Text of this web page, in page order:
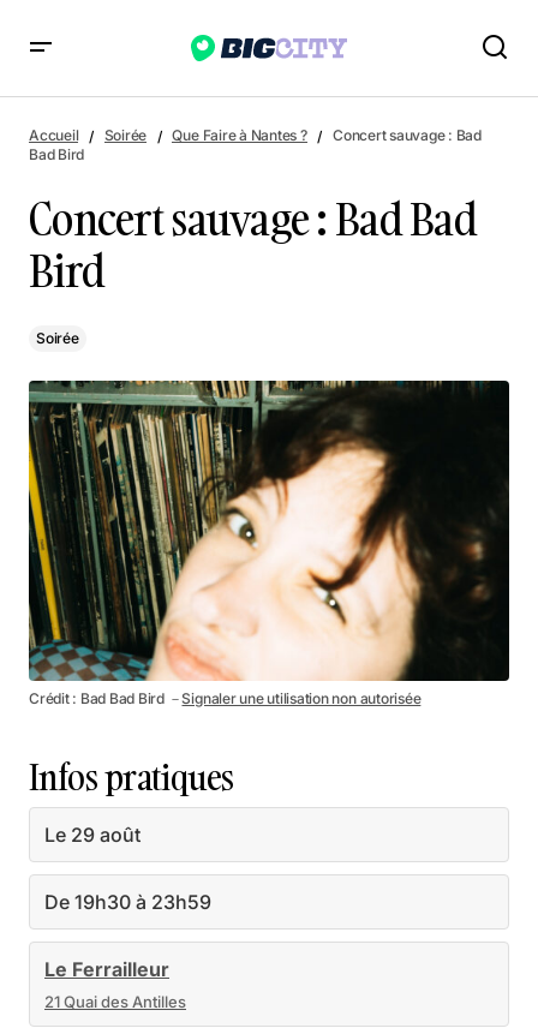
Accueil Soirée Que Faire à Nantes ?
Concert sauvage : Bad
Bad Bird
Concert sauvage : Bad Bad
Bird
Soirée
Crédit : Bad Bad Bird －Signaler une utilisation non autorisée
Infos pratiques
Le 29 août
De 19h30 à 23h59
Le Ferrailleur
21 Quai des Antilles